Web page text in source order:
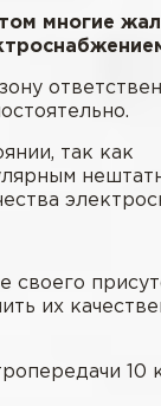
многие
так как
своего
их
10